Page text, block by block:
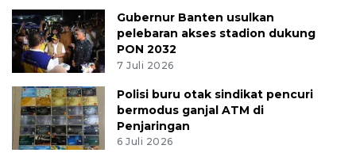
Gubernur Banten usulkan
pelebaran akses stadion dukung
PON 2032
7 Juli 2026
Polisi buru otak sindikat pencuri
bermodus ganjal ATM di
Penjaringan
6 Juli 2026